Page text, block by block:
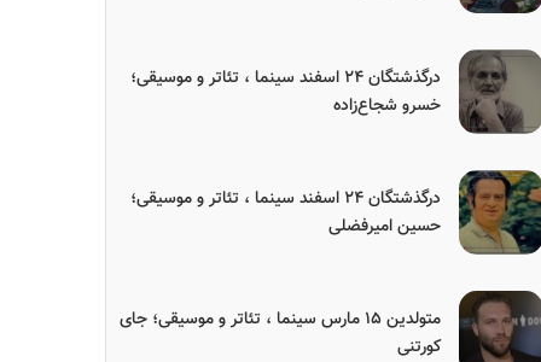
درگذشتگان ۲۴ اسفند سینما ، تئاتر و موسیقی؛
خسرو شجاع‌زاده
درگذشتگان ۲۴ اسفند سینما ، تئاتر و موسیقی؛
حسین امیرفضلی
متولدین ۱۵ مارس سینما ، تئاتر و موسیقی؛ جای
کورتنی